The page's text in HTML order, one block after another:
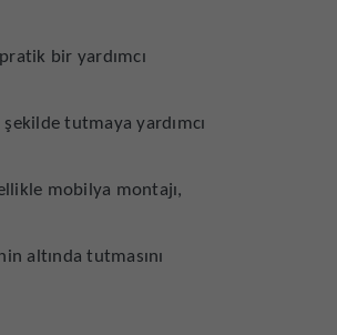
bir yardımcı
tutmaya yardımcı
mobilya montajı,
altında tutmasını